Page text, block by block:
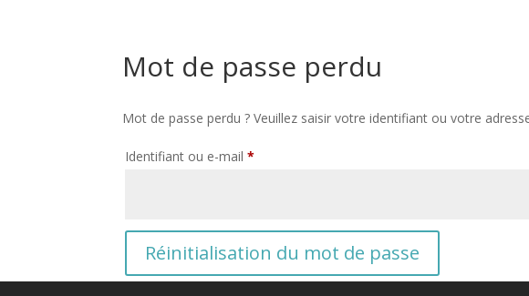
Mot de passe perdu
Mot de passe perdu ? Veuillez saisir votre identifiant ou votre
Identifiant ou e-mail*
Réinitialisation du mot de passe